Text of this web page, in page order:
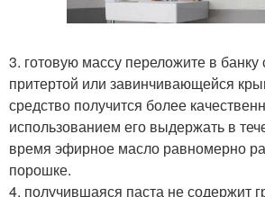
3. готовую массу переложите в
притертой или завинчивающейся
средство получится более
использованием его выдержать в
время эфирное масло равномерно
порошке.
4. получившаяся паста не содержит